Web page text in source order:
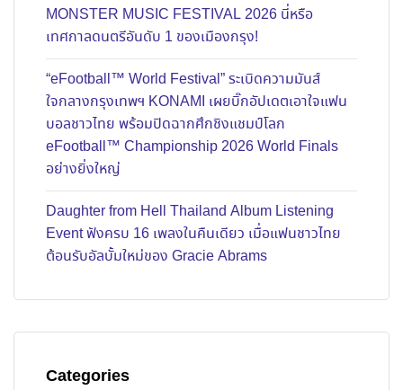
MONSTER MUSIC FESTIVAL 2026 นี่หรือ
เทศกาลดนตรีอันดับ 1 ของเมืองกรุง!
“eFootball™ World Festival” ระเบิดความมันส์
ใจกลางกรุงเทพฯ KONAMI เผยบิ๊กอัปเดตเอาใจแฟน
บอลชาวไทย พร้อมปิดฉากศึกชิงแชมป์โลก
eFootball™ Championship 2026 World Finals
อย่างยิ่งใหญ่
Daughter from Hell Thailand Album Listening
Event ฟังครบ 16 เพลงในคืนเดียว เมื่อแฟนชาวไทย
ต้อนรับอัลบั้มใหม่ของ Gracie Abrams
Categories